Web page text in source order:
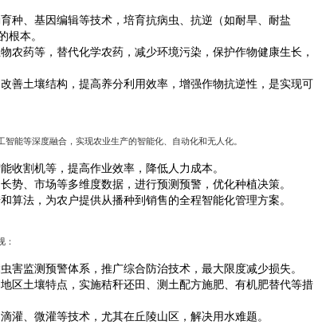
种、基因编辑等技术，培育抗病虫、抗逆（如耐旱、耐盐
本。
农药等，替代化学农药，减少环境污染，保护作物健康生长，
善土壤结构，提高养分利用效率，增强作物抗逆性，是实现可
能等深度融合，实现农业生产的智能化、自动化和无人化。
收割机等，提高作业效率，降低人力成本。
势、市场等多维度数据，进行预测预警，优化种植决策。
算法，为农户提供从播种到销售的全程智能化管理方案。
害监测预警体系，推广综合防治技术，最大限度减少损失。
区土壤特点，实施秸秆还田、测土配方施肥、有机肥替代等措
灌、微灌等技术，尤其在丘陵山区，解决用水难题。